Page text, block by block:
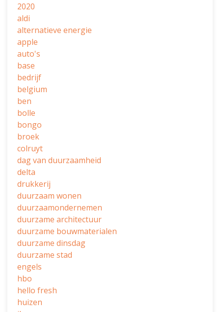
2020
aldi
alternatieve energie
apple
auto's
base
bedrijf
belgium
ben
bolle
bongo
broek
colruyt
dag van duurzaamheid
delta
drukkerij
duurzaam wonen
duurzaamondernemen
duurzame architectuur
duurzame bouwmaterialen
duurzame dinsdag
duurzame stad
engels
hbo
hello fresh
huizen